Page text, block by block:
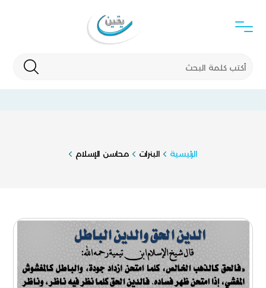
الرئيسية البنرات محاسن الإسلام